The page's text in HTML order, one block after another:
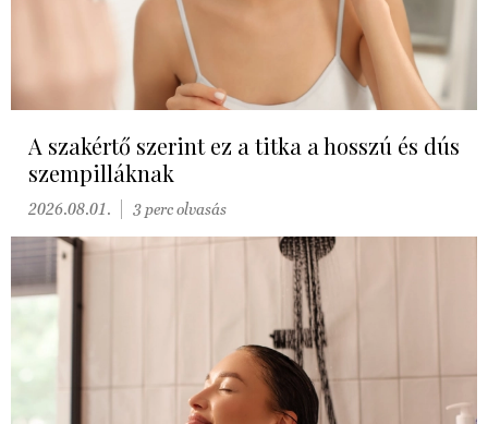
A szakértő szerint ez a titka a hosszú és dús
szempilláknak
2026.08.01. 3 perc olvasás